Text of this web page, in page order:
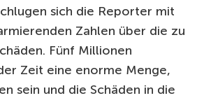
sich die Reporter mit
Zahlen über die zu
Fünf Millionen
Zeit eine enorme Menge,
sein und die Schäden in die